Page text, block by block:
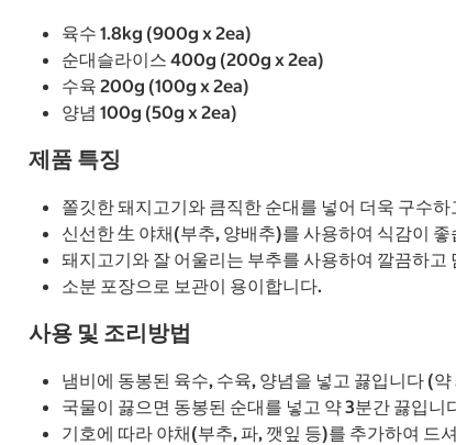
육수 1.8kg (900g x 2ea)
순대슬라이스 400g (200g x 2ea)
수육 200g (100g x 2ea)
양념 100g (50g x 2ea)
제품 특징
쫄깃한 돼지고기와 큼직한 순대를 넣어 더욱 구수하
신선한 生 야채(부추, 양배추)를 사용하여 식감이
돼지고기와 잘 어울리는 부추를 사용하여 깔끔하고
소분 포장으로 보관이 용이합니다.
사용 및 조리방법
냄비에 동봉된 육수, 수육, 양념을 넣고 끓입니다 (
국물이 끓으면 동봉된 순대를 넣고 약 3분간 끓입
기호에 따라 야채(부추, 파, 깻잎 등)를 추가하여 드